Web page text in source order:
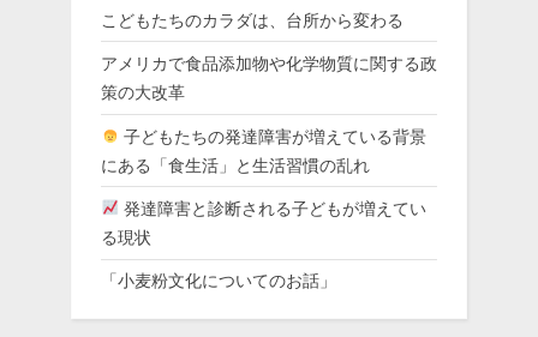
こどもたちのカラダは、台所から変わる
アメリカで食品添加物や化学物質に関する政
策の大改革
子どもたちの発達障害が増えている背景
にある「食生活」と生活習慣の乱れ
発達障害と診断される子どもが増えてい
る現状
「小麦粉文化についてのお話」